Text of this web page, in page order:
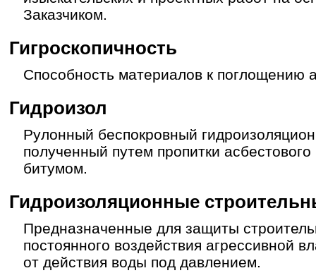
Заказчиком.
Гигроскопичность
Способность материалов к поглощению
Гидроизол
Рулонный беспокровный
полученный путем пропитки
битумом.
Гидроизоляционные
Предназначенные для защиты
постоянного воздействия агрессивной
от действия воды под давлением.